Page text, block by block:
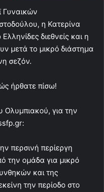
Γυναικών
η Κατερίνα
διεθνείς και η
μετά το μικρό διάστημα
σεζόν.
ήρθατε πίσω!
Ολυμπιακού, για την
περσινή περίεργη
την ομάδα για μικρό
και της
την περίοδο στο